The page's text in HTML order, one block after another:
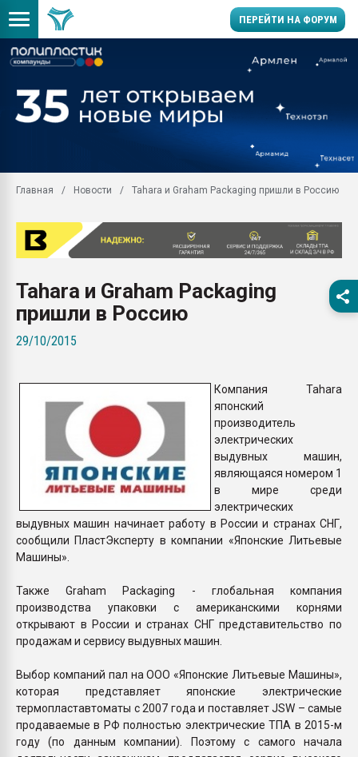
ПЕРЕЙТИ НА ФОРУМ
производство SPC
заводу пластмасс"
Помощь в подборе
Вакуум-формовочные
ближайшее
Подмосковье, Москва
первый план в
пластмасс
бутылок
ПЕРЕЙТИ НА
Главная Новости Tahara и Graham Packaging пришли в Россию
Tahara и Graham Packaging
пришли в Россию
29/10/2015
Компания Tahara
японский
производитель
электрических
выдувных машин,
являющаяся номером 1
в мире среди
электрических
выдувных машин начинает работу в России и странах СНГ,
сообщили ПластЭксперту в компании «Японские Литьевые
Машины».
Также Graham Packaging - глобальная компания
производства упаковки с американскими корнями
открывают в России и странах СНГ представительство по
продажам и сервису выдувных машин.
Выбор компаний пал на ООО «Японские Литьевые Машины»,
которая представляет японские электрические
термопластавтоматы с 2007 года и поставляет JSW – самые
продаваемые в РФ полностью электрические ТПА в 2015-м
году (по данным компании). Поэтому с самого начала